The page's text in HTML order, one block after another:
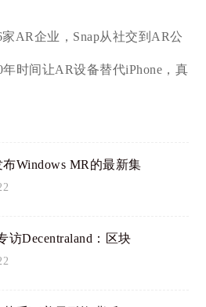
AR企业，Snap从社交到AR公
时间让AR设备替代iPhone，真
Windows MR的最新集
访Decentraland：区块